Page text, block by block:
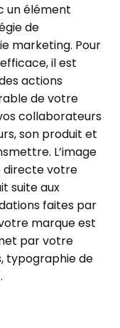
un élément
de
marketing. Pour
il est
actions
de votre
collaborateurs
son produit et
L’image
directe votre
suite aux
faites par
marque est
par votre
typographie de